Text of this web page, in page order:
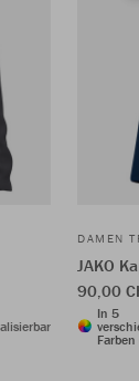
DAMEN
JAKO
90,00
In 5